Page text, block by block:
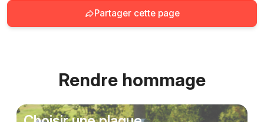
Partager cette page
Rendre hommage